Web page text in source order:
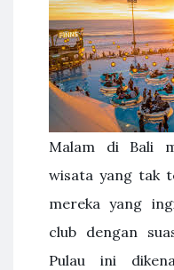
Malam di Bali
wisata yang tak
mereka yang
club dengan
Pulau ini